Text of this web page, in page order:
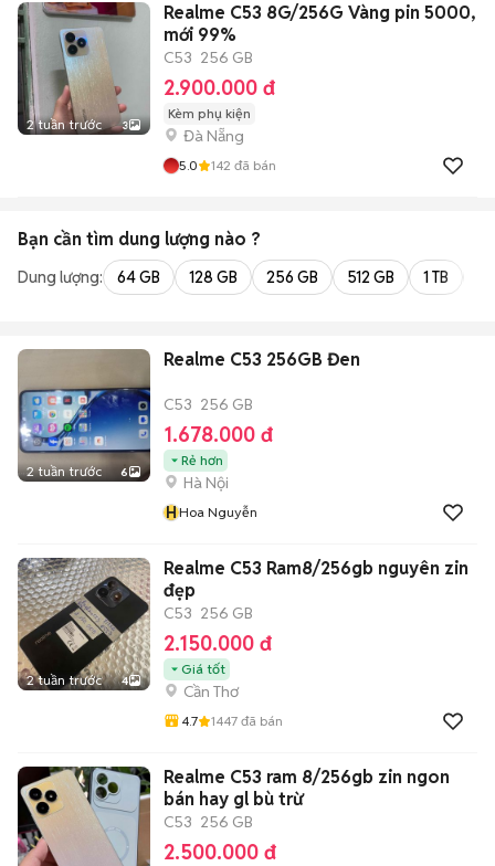
2 tuần trước 3
Realme C53 8G/256G Vàng pin 5000,
mới 99%
C53 256 GB
2.900.000 đ
Kèm phụ kiện
Đà Nẵng
5.0 142 đã bán
Bạn cần tìm dung lượng nào ?
Dung lượng: 64 GB 128 GB 256 GB 512 GB 1 TB
2 tuần trước 6
Realme C53 256GB Đen
C53 256 GB
1.678.000 đ
Rẻ hơn
Hà Nội
HHoa Nguyễn
2 tuần trước 4
Realme C53 Ram8/256gb nguyên zin
đẹp
C53 256 GB
2.150.000 đ
Giá tốt
Cần Thơ
4.7 1447 đã bán
Realme C53 ram 8/256gb zin ngon
bán hay gl bù trừ
C53 256 GB
2.500.000 đ